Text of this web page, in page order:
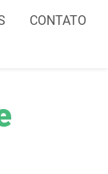
CONTATO